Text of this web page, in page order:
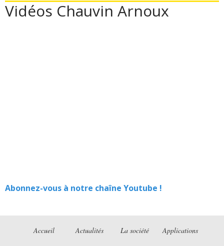
Vidéos Chauvin Arnoux
Abonnez-vous à notre chaîne Youtube !
Accueil Actualités La société Applications